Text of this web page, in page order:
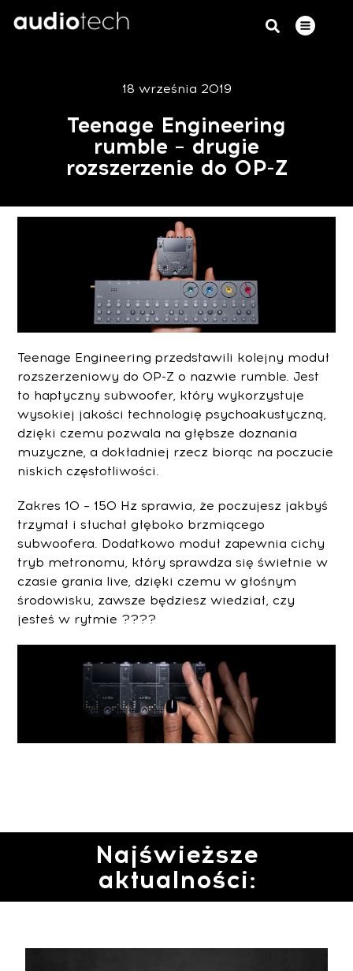
18 września 2019
Teenage Engineering
rumble – drugie
rozszerzenie do OP-Z
Teenage Engineering przedstawili kolejny moduł
rozszerzeniowy do OP-Z o nazwie rumble. Jest
to haptyczny subwoofer, który wykorzystuje
wysokiej jakości technologię psychoakustyczną,
dzięki czemu pozwala na głębsze doznania
muzyczne, a dokładniej rzecz biorąc na poczucie
niskich częstotliwości.
Zakres 10 – 150 Hz sprawia, że poczujesz jakbyś
trzymał i słuchał głęboko brzmiącego
subwoofera. Dodatkowo moduł zapewnia cichy
tryb metronomu, który sprawdza się świetnie w
czasie grania live, dzięki czemu w głośnym
środowisku, zawsze będziesz wiedział, czy
jesteś w rytmie ????
Najświeższe
aktualności: